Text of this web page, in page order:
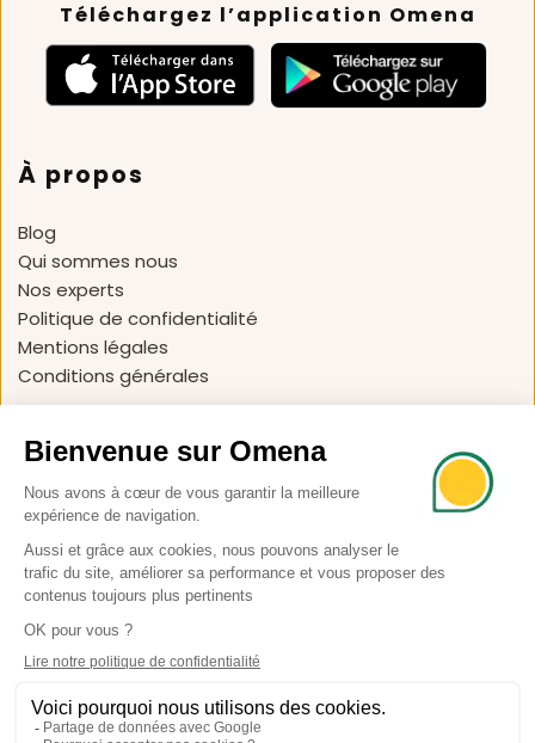
Téléchargez l’application Omena
À propos
Blog
Qui sommes nous
Nos experts
Politique de confidentialité
Mentions légales
Conditions générales
Nous contacter
support@omena.app
Suivez nous